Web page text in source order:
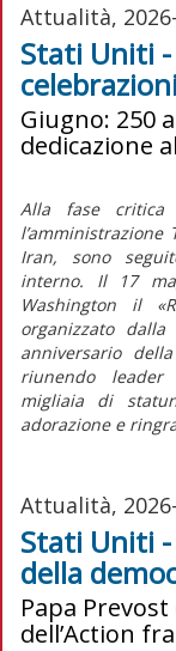
Attualità,
Stati Uniti
celebrazioni
Giugno: 250
dedicazione
Alla fase
Iran, sono
interno. Il 17
Washington il
organizzato
anniversario della
riunendo leader
migliaia di
adorazione e
Attualità,
Stati Uniti -
della
Papa
dell’Action